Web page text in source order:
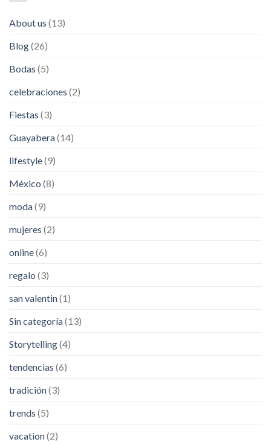
About us (13)
Blog(26)
Bodas (5)
celebraciones (2)
Fiestas (3)
Guayabera(14)
lifestyle(9)
México (8)
moda(9)
mujeres (2)
online(6)
regalo (3)
san valentin(1)
Sin categoría(13)
Storytelling(4)
tendencias (6)
tradición(3)
trends (5)
vacation(2)